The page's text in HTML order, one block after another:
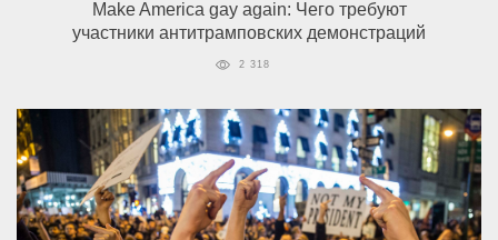
Make America gay again: Чего требуют
участники антитрамповских демонстраций
2 318